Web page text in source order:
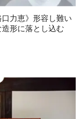
力恵》形容し難い
形に落とし込む